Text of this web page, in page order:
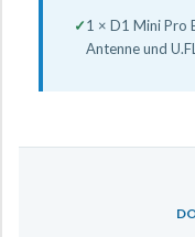
✓1 × D1 Mini Pro
Antenne und